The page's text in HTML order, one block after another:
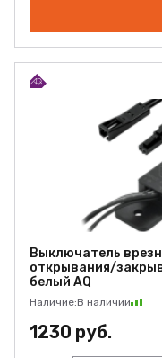
Выключатель
открывания/
белый AQ
Наличие:В наличии
1230 руб.